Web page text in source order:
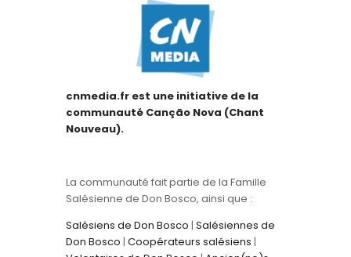
cnmedia.fr est une initiative de la
communauté Canção Nova (Chant
Nouveau).
La communauté fait partie de la Famille
Salésienne de Don Bosco, ainsi que :
Salésiens de Don Bosco | Salésiennes de
Don Bosco | Coopérateurs salésiens |